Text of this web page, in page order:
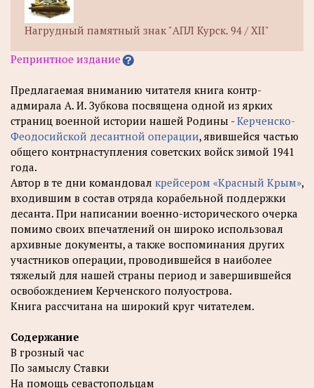
Нагрудный памятный знак "АПЛ Курск. 94 / XII"
Репринтное издание
Предлагаемая вниманию читателя книга контр-
адмирала А. И. Зубкова посвящена одной из ярких
страниц военной истории нашей Родины -Керченско-
Феодосийской десантной операции, явившейся частью
общего контрнаступления советских войск зимой 1941
года.
Автор в те дни командовал крейсером «Красный Крым»,
входившим в состав отряда корабельной поддержки
десанта. При написании военно-исторического очерка
помимо своих впечатлений он широко использовал
архивные документы, а также воспоминания других
участников операции, проводившейся в наиболее
тяжелый для нашей страны период и завершившейся
освобождением Керченского полуострова.
Книга рассчитана на широкий круг читателем.
Содержание
В грозный час
По замыслу Ставки
На помощь севастопольцам